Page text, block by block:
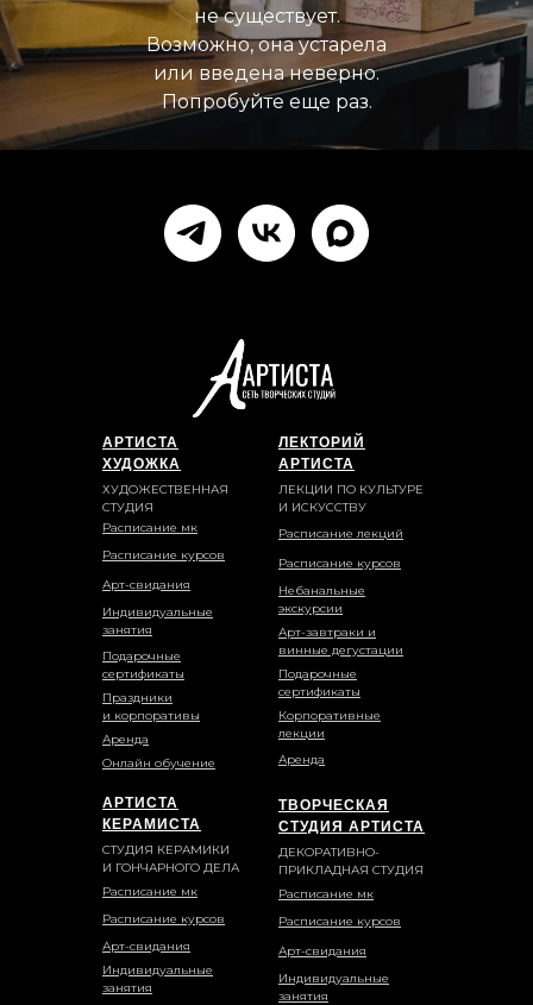
не существует.
Возможно, она устарела
или введена неверно.
Попробуйте еще раз.
Расписание мк
Расписание курсов
Арт-свидания
Расписание лекций
ТВОРЧЕСКАЯ
СТУДИЯ АРТИСТА
Расписание курсов
Подарочные
сертификаты
Аренда
Арт-свидания
Индивидуальные
занятия
Корпоративные
лекции
Арт-завтраки и
винные дегустации
Небанальные
экскурсии
Индивидуальные
занятия
Расписание курсов
Расписание мк
АРТИСТА
КЕРАМИСТА
Расписание курсов
Индивидуальные
занятия
Подарочные
сертификаты
ЛЕКТОРИЙ
АРТИСТА
Праздники
и корпоративы
ХУДОЖЕСТВЕННАЯ
СТУДИЯ
Аренда
Онлайн обучение
СТУДИЯ КЕРАМИКИ
И ГОНЧАРНОГО ДЕЛА
Расписание мк
АРТИСТА
ХУДОЖКА
Арт-свидания
ДЕКОРАТИВНО-
ПРИКЛАДНАЯ СТУДИЯ
ЛЕКЦИИ ПО КУЛЬТУРЕ
И ИСКУССТВУ